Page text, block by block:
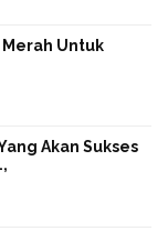
Merah Untuk
Akan Sukses